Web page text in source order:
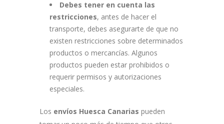
Debes tener en cuenta las
restricciones, antes de hacer el
transporte, debes asegurarte de que no
existen restricciones sobre determinados
productos o mercancías. Algunos
productos pueden estar prohibidos o
requerir permisos y autorizaciones
especiales.
Los envíos Huesca Canarias pueden